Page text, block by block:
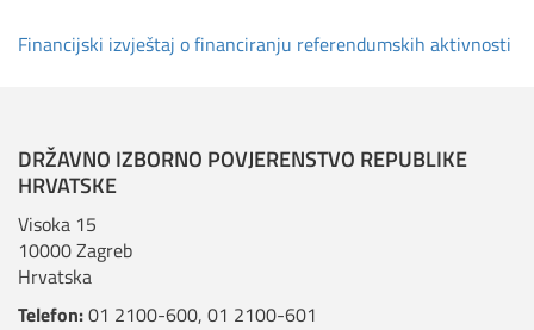
Financijski izvještaj o financiranju referendumskih aktivnosti
DRŽAVNO IZBORNO POVJERENSTVO REPUBLIKE
HRVATSKE
Visoka 15
10000 Zagreb
Hrvatska
Telefon:01 2100-600, 01 2100-601